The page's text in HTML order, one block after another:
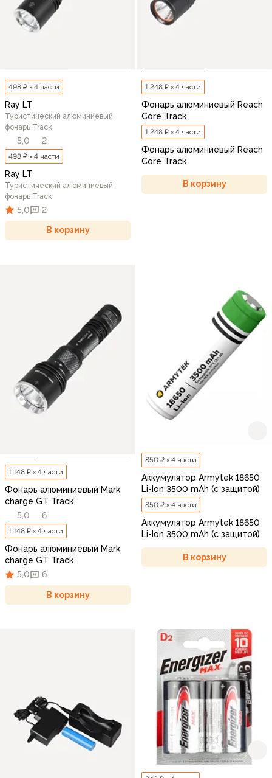
498 ₽ × 4 части
Ray LT
Туристический алюминиевый
фонарь Track
5,0 2
498 ₽ × 4 части
Ray LT
Туристический алюминиевый
фонарь Track
5,0 2
В корзину
1 248 ₽ × 4 части
Фонарь алюминиевый Reach
Core Track
1 248 ₽ × 4 части
Фонарь алюминиевый Reach
Core Track
В корзину
1 148 ₽ × 4 части
Фонарь алюминиевый Mark
charge GT Track
5,0
6
1 148 ₽ × 4 части
Фонарь алюминиевый Mark
charge GT Track
5,0
6
В корзину
850 ₽ × 4 части
Аккумулятор Armytek 18650
Li-Ion 3500 mAh (с защитой)
850 ₽ × 4 части
Аккумулятор Armytek 18650
Li-Ion 3500 mAh (с защитой)
В корзину